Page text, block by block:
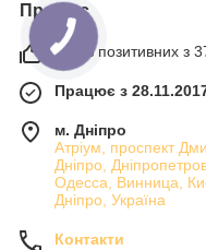
Про нас
100% позитивних з
Працює з
м. Дніпро
Атріум, проспект
Дніпро,
Одесса, Винница,
Дніпро, Україна
Контакти